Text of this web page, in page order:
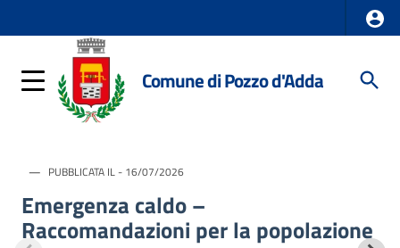
Comune di Pozzo d'Adda
PUBBLICATA IL - 16/07/2026
Emergenza caldo –
Raccomandazioni per la popolazione